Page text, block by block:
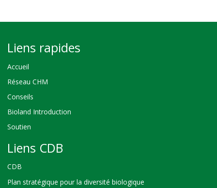
Liens rapides
Accueil
Réseau CHM
Conseils
Bioland Introduction
Soutien
Liens CDB
CDB
Plan stratégique pour la diversité biologique